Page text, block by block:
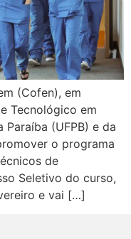
(Cofen), em
Tecnológico em
Paraíba (UFPB) e da
o programa
de
Seletivo do curso,
e vai […]